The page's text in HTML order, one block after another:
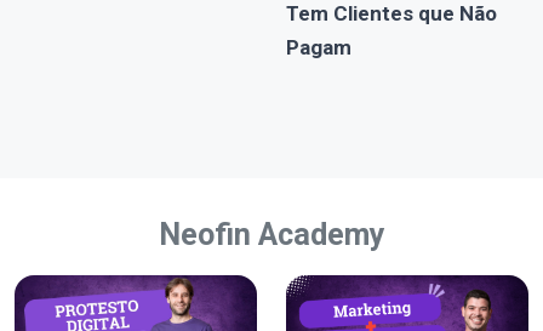
Tem Clientes que Não
Pagam
Neofin Academy